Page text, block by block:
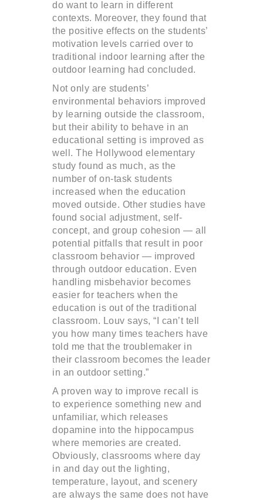
do want to learn in different
contexts. Moreover, they found that
the positive effects on the students’
motivation levels carried over to
traditional indoor learning after the
outdoor learning had concluded.
Not only are students’
environmental behaviors improved
by learning outside the classroom,
but their ability to behave in an
educational setting is improved as
well. The Hollywood elementary
study found as much, as the
number of on-task students
increased when the education
moved outside. Other studies have
found social adjustment, self-
concept, and group cohesion — all
potential pitfalls that result in poor
classroom behavior — improved
through outdoor education. Even
handling misbehavior becomes
easier for teachers when the
education is out of the traditional
classroom. Louv says, “I can’t tell
you how many times teachers have
told me that the troublemaker in
their classroom becomes the leader
in an outdoor setting.”
A proven way to improve recall is
to experience something new and
unfamiliar, which releases
dopamine into the hippocampus
where memories are created.
Obviously, classrooms where day
in and day out the lighting,
temperature, layout, and scenery
are always the same does not have